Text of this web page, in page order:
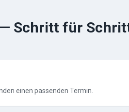
Schritt für
einen passenden Termin.